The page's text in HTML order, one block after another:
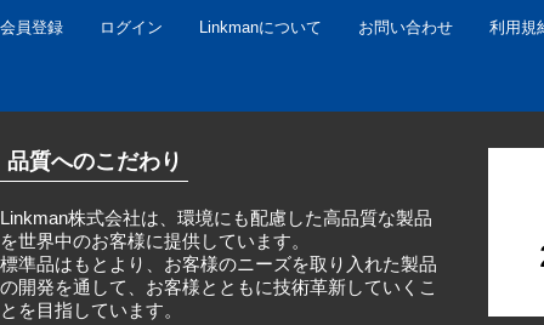
会員登録 ログイン Linkmanについて お問い合わせ 利用規
品質へのこだわり
Linkman株式会社は、環境にも配慮した高品質な製品
を世界中のお客様に提供しています。
標準品はもとより、お客様のニーズを取り入れた製品
の開発を通して、お客様とともに技術革新していくこ
とを目指しています。